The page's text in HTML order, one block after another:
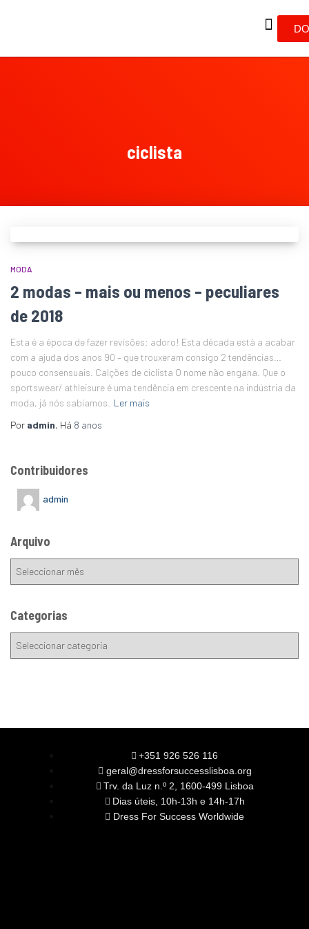
ciclista
MODA
2 modas – mais ou menos – peculiares
de 2018
Esta é a época de fazer revisões: adoro! Esta década está a acabar
com a ajuda dos anos 90 – que trouxeram consigo 2 tendências…
pouco consensuais. Calções de ciclista O nome não engana. Que o
sportswear/ athleisure é uma tendência em crescente na indústria da
moda, já nós sabíamos.
Ler mais
Por admin, Há 8 anos
Contribuidores
admin
Arquivo
Categorias
+351 926 526 116
geral@dressforsuccesslisboa.org
Trv. da Luz n.º 2, 1600-499 Lisboa
Dias úteis, 10h-13h e 14h-17h
Dress For Success Worldwide